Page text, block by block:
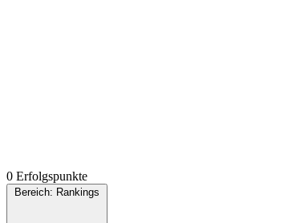
0 Erfolgspunkte
Bereich: Rankings